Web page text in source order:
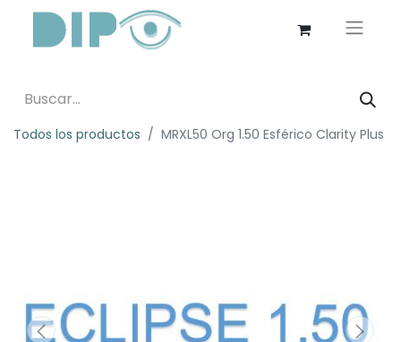
Todos los productos MRXL50 Org 1.50 Esférico Clarity Plus